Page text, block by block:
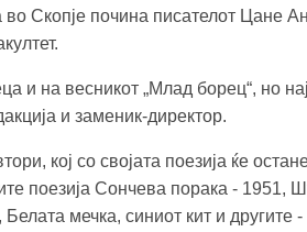
Скопје почина писателот Цане
и на весникот „Млад борец“, но
и заменик-директор.
кој со својата поезија ќе
поезија Сончева порака -
мечка, синиот кит и